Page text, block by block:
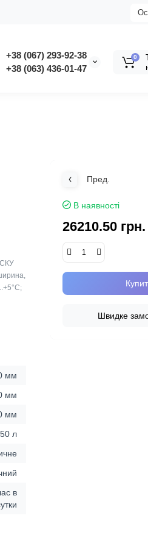
+38 (067) 293-92-38
+38 (063) 436-01-47
0
мм
мм
мм
л
в
Пред.
В наявності
26210.50 грн.
Швидке